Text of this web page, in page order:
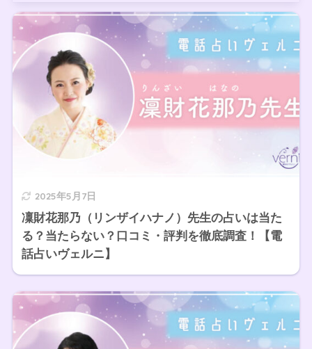
2025年5月7日
凜財花那乃（リンザイハナノ）先生の占いは当た
る？当たらない？口コミ・評判を徹底調査！【電
話占いヴェルニ】